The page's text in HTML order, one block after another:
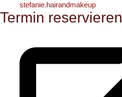
stefanie.hairandmakeup
Termin reservieren